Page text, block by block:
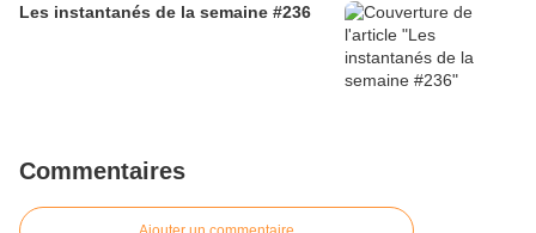
Les instantanés de la semaine #236
Commentaires